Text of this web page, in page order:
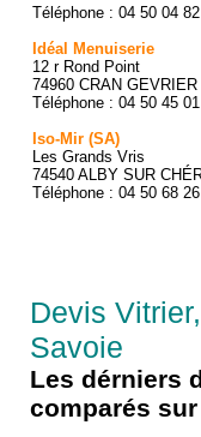
Téléphone : 04 50 04
Idéal Menuiserie
12 r Rond Point
74960 CRAN GEVRIER
Téléphone : 04 50 45
Iso-Mir (SA)
Les Grands Vris
74540 ALBY SUR
Téléphone : 04 50 68
Devis
Savoie
Les dérniers
comparés